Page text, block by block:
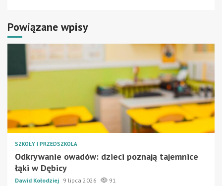
Powiązane wpisy
SZKOŁY I PRZEDSZKOLA
Odkrywanie owadów: dzieci poznają tajemnice
łąki w Dębicy
Dawid Kołodziej 9 lipca 2026 91